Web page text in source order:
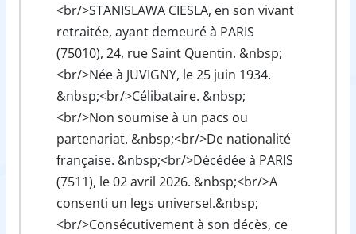
<br/>STANISLAWA CIESLA, en son vivant
retraitée, ayant demeuré à PARIS
(75010), 24, rue Saint Quentin. &nbsp;
<br/>Née à JUVIGNY, le 25 juin 1934.
&nbsp;<br/>Célibataire. &nbsp;
<br/>Non soumise à un pacs ou
partenariat. &nbsp;<br/>De nationalité
française. &nbsp;<br/>Décédée à PARIS
(7511), le 02 avril 2026. &nbsp;<br/>A
consenti un legs universel.&nbsp;
<br/>Consécutivement à son décès, ce